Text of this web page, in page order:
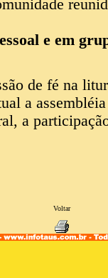
e em
de fé na
a
a
Voltar